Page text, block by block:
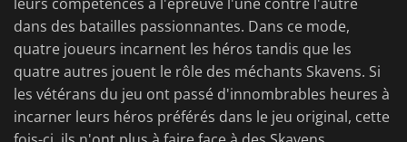
dans des batailles passionnantes. Dans ce mode,
quatre joueurs incarnent les héros tandis que les
quatre autres jouent le rôle des méchants Skavens. Si
les vétérans du jeu ont passé d'innombrables heures à
incarner leurs héros préférés dans le jeu original, cette